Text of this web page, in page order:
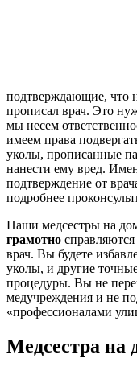
подтверждающие, что
прописал врач. Это
мы несем
имеем права
уколы, прописанные
нанести ему вред.
подтверждение от
подробнее
Наши медсестры на
грамотно
врач. Вы будете
уколы, и другие
процедуры. Вы не
медучреждения и не
«профессионалами
Медсестра